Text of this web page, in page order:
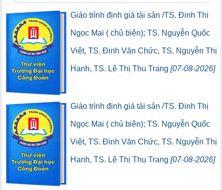
Giáo trình định giá tài sản /TS. Đinh Thị
Ngọc Mai ( chủ biên); TS. Nguyễn Quốc
Việt, TS. Đinh Văn Chức, TS. Nguyễn Thị
Hạnh, TS. Lê Thị Thu Trang [07-08-2026]
(5) (Lượt lưu thông:0) (0) (Lượt truy cập:0)
Giáo trình định giá tài sản /TS. Đinh Thị
Ngọc Mai ( chủ biên); TS. Nguyễn Quốc
Việt, TS. Đinh Văn Chức, TS. Nguyễn Thị
Hạnh, TS. Lê Thị Thu Trang [07-08-2026]